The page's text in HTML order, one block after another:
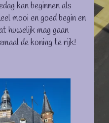
kan beginnen als
mooi en goed begin en
huwelijk mag gaan
de koning te rijk!